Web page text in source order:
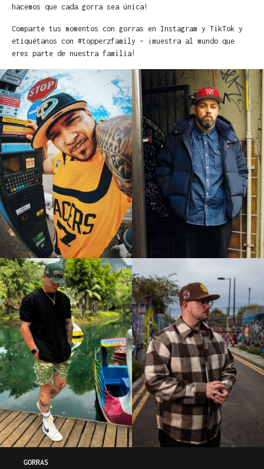
hacemos que cada gorra sea única!
Comparte tus momentos con gorras en Instagram y TikTok y
etiquétanos con #topperzfamily – ¡muestra al mundo que
eres parte de nuestra familia!
GORRAS